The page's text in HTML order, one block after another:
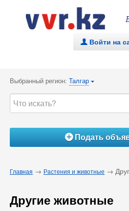
. Войти на
Выбранный регион: Талгар {
ÁПодать
Главная → Растения и животные →
Другие животные